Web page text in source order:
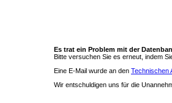
Es trat ein Problem mit der
Bitte versuchen Sie es erneut, indem
Eine E-Mail wurde an den Technischen
Wir entschuldigen uns für die